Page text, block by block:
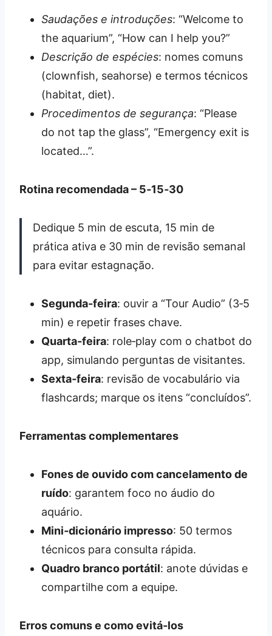
Saudações e introduções: “Welcome to
the aquarium”, “How can I help you?”
Descrição de espécies: nomes comuns
(clownfish, seahorse) e termos técnicos
(habitat, diet).
Procedimentos de segurança: “Please
do not tap the glass”, “Emergency exit is
located…”.
Rotina recomendada – 5‑15‑30
Dedique 5 min de escuta, 15 min de
prática ativa e 30 min de revisão semanal
para evitar estagnação.
Segunda‑feira: ouvir a “Tour Audio” (3‑5
min) e repetir frases chave.
Quarta‑feira: role‑play com o chatbot do
app, simulando perguntas de visitantes.
Sexta‑feira: revisão de vocabulário via
flashcards; marque os itens “concluídos”.
Ferramentas complementares
Fones de ouvido com cancelamento de
ruído: garantem foco no áudio do
aquário.
Mini‑dicionário impresso: 50 termos
técnicos para consulta rápida.
Quadro branco portátil: anote dúvidas e
compartilhe com a equipe.
Erros comuns e como evitá‑los